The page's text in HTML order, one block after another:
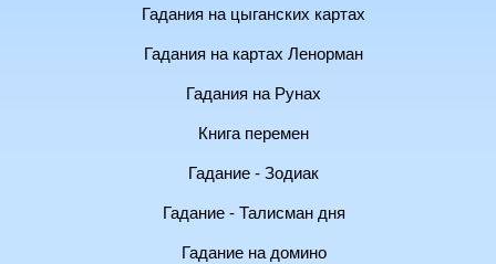
Гадания на цыганских картах
Гадания на картах Ленорман
Гадания на Рунах
Книга перемен
Гадание - Зодиак
Гадание - Талисман дня
Гадание на домино